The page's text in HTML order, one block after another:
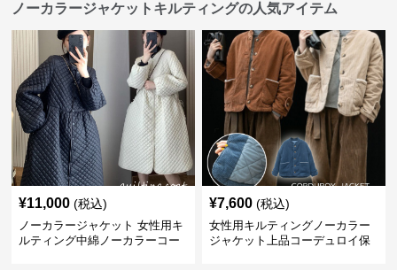
ノーカラージャケットキルティングの人気アイテム
¥11,000 (税込)
ノーカラージャケット 女性用キ
ルティング中綿ノーカラーコー
¥7,600 (税込)
女性用キルティングノーカラー
ジャケット上品コーデュロイ保